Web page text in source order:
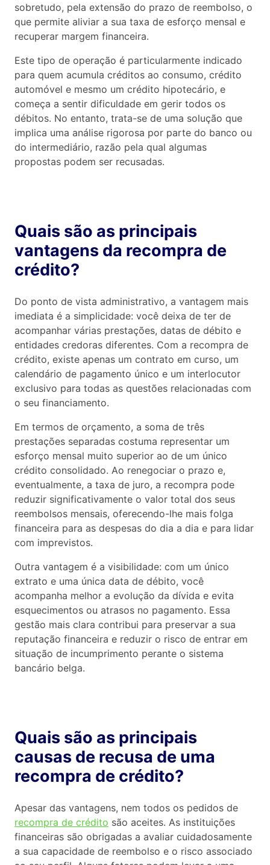
sobretudo, pela extensão do prazo de reembolso, o
que permite aliviar a sua taxa de esforço mensal e
recuperar margem financeira.
Este tipo de operação é particularmente indicado
para quem acumula créditos ao consumo, crédito
automóvel e mesmo um crédito hipotecário, e
começa a sentir dificuldade em gerir todos os
débitos. No entanto, trata-se de uma solução que
implica uma análise rigorosa por parte do banco ou
do intermediário, razão pela qual algumas
propostas podem ser recusadas.
Quais são as principais
vantagens da recompra de
crédito?
Do ponto de vista administrativo, a vantagem mais
imediata é a simplicidade: você deixa de ter de
acompanhar várias prestações, datas de débito e
entidades credoras diferentes. Com a recompra de
crédito, existe apenas um contrato em curso, um
calendário de pagamento único e um interlocutor
exclusivo para todas as questões relacionadas com
o seu financiamento.
Em termos de orçamento, a soma de três
prestações separadas costuma representar um
esforço mensal muito superior ao de um único
crédito consolidado. Ao renegociar o prazo e,
eventualmente, a taxa de juro, a recompra pode
reduzir significativamente o valor total dos seus
reembolsos mensais, oferecendo-lhe mais folga
financeira para as despesas do dia a dia e para lidar
com imprevistos.
Outra vantagem é a visibilidade: com um único
extrato e uma única data de débito, você
acompanha melhor a evolução da dívida e evita
esquecimentos ou atrasos no pagamento. Essa
gestão mais clara contribui para preservar a sua
reputação financeira e reduzir o risco de entrar em
situação de incumprimento perante o sistema
bancário belga.
Quais são as principais
causas de recusa de uma
recompra de crédito?
Apesar das vantagens, nem todos os pedidos de
recompra de crédito são aceites. As instituições
financeiras são obrigadas a avaliar cuidadosamente
a sua capacidade de reembolso e o risco associado